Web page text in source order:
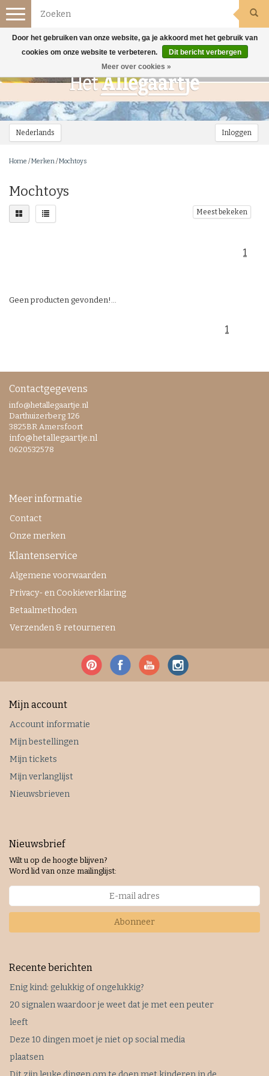
Nederlands Inloggen
Toggle
navigation
Home /Merken/Mochtoys
Mochtoys
Meest bekeken
1
Geen producten gevonden!...
1
Contactgegevens
info@hetallegaartje.nl
Darthuizerberg 126
3825BR Amersfoort
info@hetallegaartje.nl
0620532578
Meer informatie
Contact
Onze merken
Klantenservice
Algemene voorwaarden
Privacy- en Cookieverklaring
Betaalmethoden
Verzenden & retourneren
Mijn account
Account informatie
Mijn bestellingen
Mijn tickets
Mijn verlanglijst
Nieuwsbrieven
Nieuwsbrief
Wilt u op de hoogte blijven?
Word lid van onze mailinglijst:
Abonneer
Recente berichten
Enig kind: gelukkig of ongelukkig?
20 signalen waardoor je weet dat je met een peuter
leeft
Deze 10 dingen moet je niet op social media
plaatsen
Door het gebruiken van onze website, ga je akkoord met het gebruik van
cookies om onze website te verbeteren.
Dit bericht verbergen
Meer over cookies »